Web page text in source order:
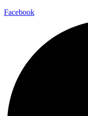
Facebook